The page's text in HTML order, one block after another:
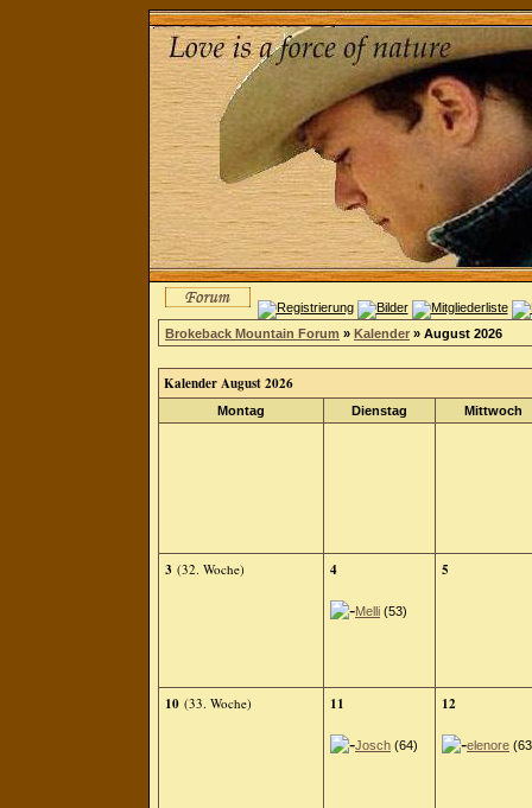
Brokeback Mountain Forum » Kalender » August 2026
Kalender August 2026
Montag Dienstag Mittwoch
3 (32. Woche) 4
Melli (53)
5
10 (33. Woche) 11
Josch (64)
12
elenore